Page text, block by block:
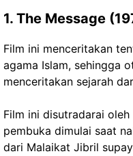
1. The Message
Film ini menceritakan
agama Islam, sehingga
menceritakan sejarah
Film ini disutradarai
pembuka dimulai saat
dari Malaikat Jibril